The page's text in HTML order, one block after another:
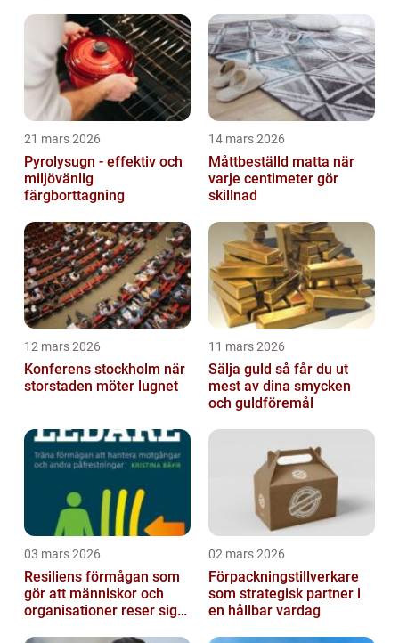
21 mars 2026
Pyrolysugn - effektiv och
miljövänlig
färgborttagning
14 mars 2026
Måttbeställd matta när
varje centimeter gör
skillnad
12 mars 2026
Konferens stockholm när
storstaden möter lugnet
11 mars 2026
Sälja guld så får du ut
mest av dina smycken
och guldföremål
03 mars 2026
Resiliens förmågan som
gör att människor och
organisationer reser sig
02 mars 2026
Förpackningstillverkare
som strategisk partner i
en hållbar vardag